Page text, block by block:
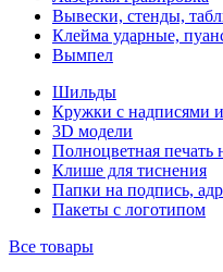
Вывески, стенды,
Клейма ударные,
Вымпел
Шильды
Кружки с надписями
3D модели
Полноцветная печать
Клише для тиснения
Папки на подпись,
Пакеты с логотипом
Все товары